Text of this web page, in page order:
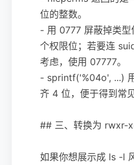
位的整数。
- 用 0777 屏蔽掉类
个权限位；若要连
考虑，使用 07777。
- sprintf('%04o', ...)
齐 4 位，便于得到常
## 三、转换为 rwxr-
如果你想展示成 ls -l